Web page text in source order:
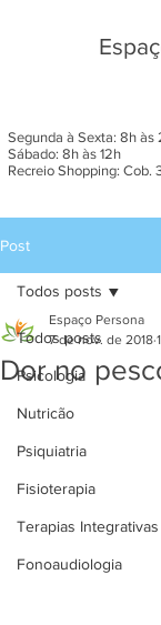
Segunda à Sexta: 8h às
Sábado: 8h às 12h
Recreio Shopping: Cob.
Post
Todos posts
Psicologia
Nutricão
Psiquiatria
Fisioterapia
Terapias Integrativas
Fonoaudiologia
Todos posts
Dor no
Espaço Persona
7 de nov. de 2018